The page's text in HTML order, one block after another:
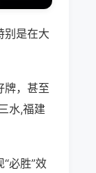
别是在大
牌，甚至
水,福建
必胜”效